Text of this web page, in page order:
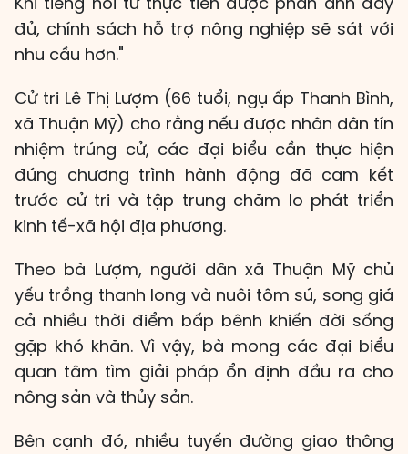
đủ, chính sách hỗ trợ nông nghiệp sẽ sát với
nhu cầu hơn."
Cử tri Lê Thị Lượm (66 tuổi, ngụ ấp Thanh Bình,
xã Thuận Mỹ) cho rằng nếu được nhân dân tín
nhiệm trúng cử, các đại biểu cần thực hiện
đúng chương trình hành động đã cam kết
trước cử tri và tập trung chăm lo phát triển
kinh tế-xã hội địa phương.
Theo bà Lượm, người dân xã Thuận Mỹ chủ
yếu trồng thanh long và nuôi tôm sú, song giá
cả nhiều thời điểm bấp bênh khiến đời sống
gặp khó khăn. Vì vậy, bà mong các đại biểu
quan tâm tìm giải pháp ổn định đầu ra cho
nông sản và thủy sản.
Bên cạnh đó, nhiều tuyến đường giao thông